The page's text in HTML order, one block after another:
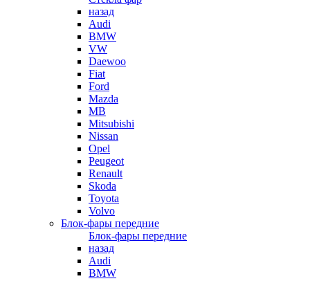
назад
Audi
BMW
VW
Daewoo
Fiat
Ford
Mazda
MB
Mitsubishi
Nissan
Opel
Peugeot
Renault
Skoda
Toyota
Volvo
Блок-фары передние
Блок-фары передние
назад
Audi
BMW